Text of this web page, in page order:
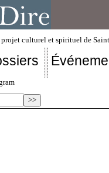
projet culturel et spirituel de